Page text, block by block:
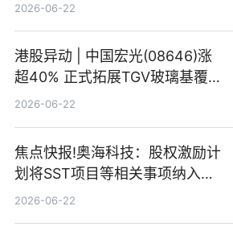
2026-06-22
港股异动 | 中国宏光(08646)涨
超40% 正式拓展TGV玻璃基覆铜
板新材料业务
2026-06-22
焦点快报!奥海科技：股权激励计
划将SST项目等相关事项纳入专
项业务发展考核指标
2026-06-22